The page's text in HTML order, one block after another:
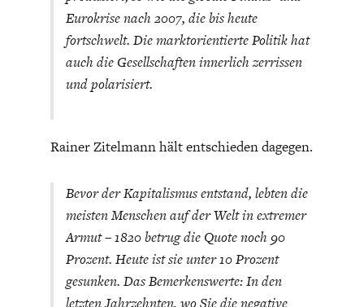
Eurokrise nach 2007, die bis heute
fortschwelt. Die marktorientierte Politik hat
auch die Gesellschaften innerlich zerrissen
und polarisiert.
Rainer Zitelmann hält entschieden dagegen.
Bevor der Kapitalismus entstand, lebten die
meisten Menschen auf der Welt in extremer
Armut – 1820 betrug die Quote noch 90
Prozent. Heute ist sie unter 10 Prozent
gesunken. Das Bemerkenswerte: In den
letzten Jahrzehnten, wo Sie die negative